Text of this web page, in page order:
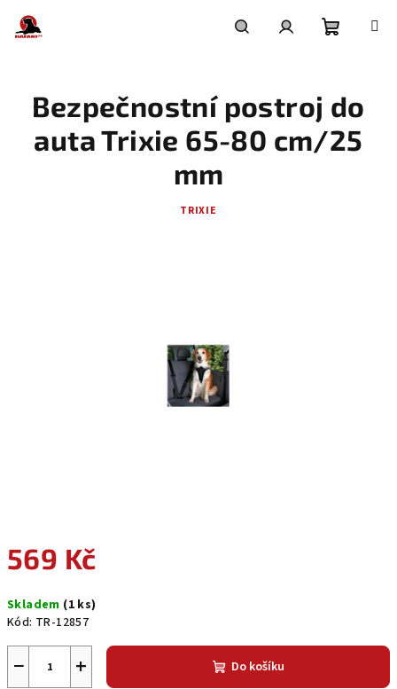
obsah
košík
569 Kč
cena:
Skladem (1 ks)
Kód: TR-12857
+
− Do košíku
Bezpečnostní postroj do
auta Trixie 65-80 cm/25
mm
TRIXIE